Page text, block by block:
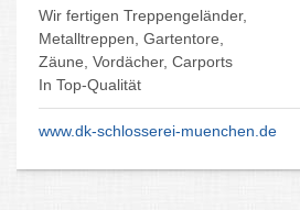
Wir fertigen Treppengeländer,
Metalltreppen, Gartentore,
Zäune, Vordächer, Carports
In Top-Qualität
www.dk-schlosserei-muenchen.de